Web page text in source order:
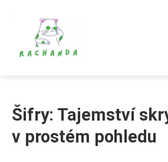
Šifry: Tajemství
v prostém pohledu